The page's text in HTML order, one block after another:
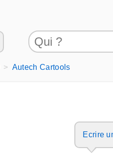
Autech Cartools
Ecrire